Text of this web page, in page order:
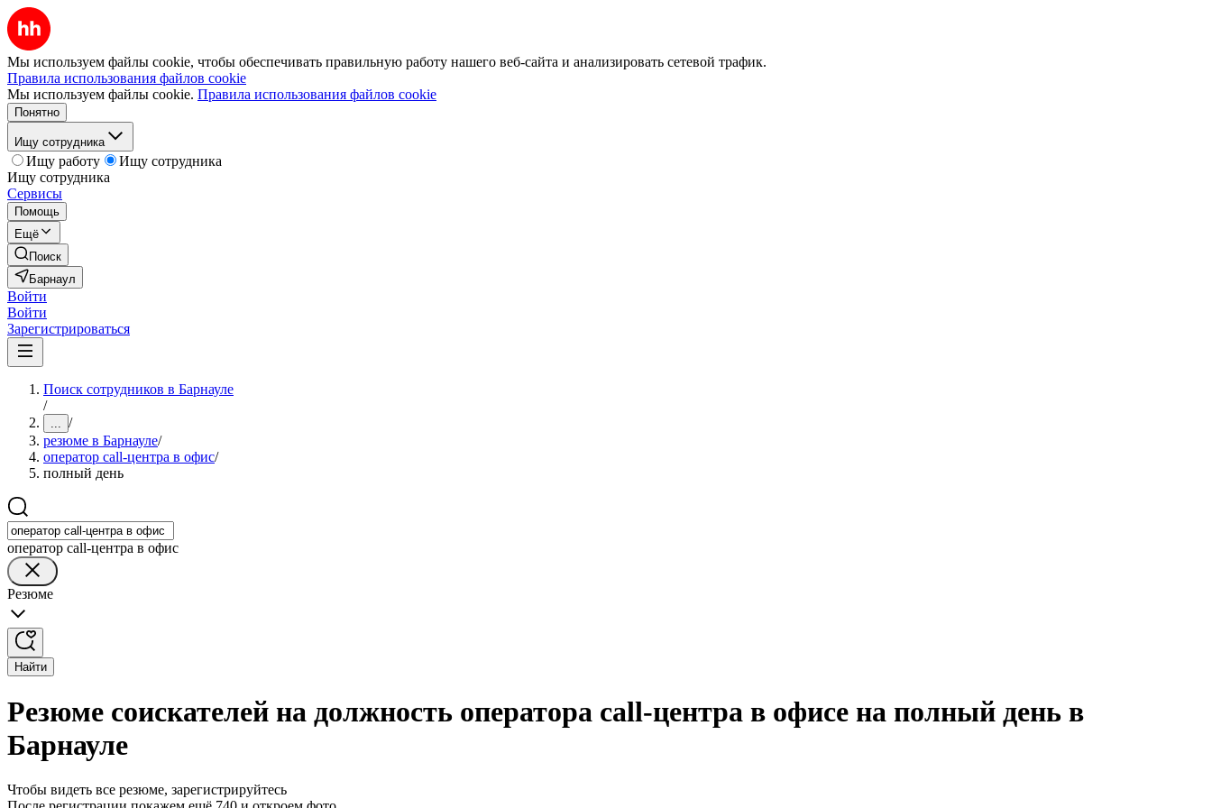
Мы используем файлы cookie, чтобы обеспечивать правильную работу нашего веб-сайта и анализировать сетевой трафик.
Правила использования файлов cookie
Мы используем файлы cookie. Правила использования файлов cookie
Понятно
Ищу сотрудника
Ищу работу
Ищу сотрудника
Ищу сотрудника
Сервисы
Помощь
Ещё
Поиск
Барнаул
Войти
Войти
Зарегистрироваться
Поиск сотрудников в Барнауле
/
... /
резюме в Барнауле/
оператор call-центра в офис/
полный день
оператор call-центра в офис
Резюме
Найти
Резюме соискателей на должность оператора call-центра в офисе на полный день в
Барнауле
Чтобы видеть все резюме, зарегистрируйтесь